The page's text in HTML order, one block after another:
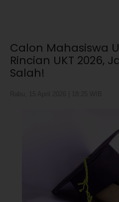
Calon Mahasiswa
Rincian UKT 2026,
Salah!